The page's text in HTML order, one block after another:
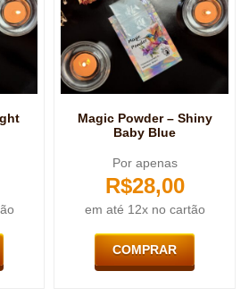
Magic Powder – Shiny
Baby Blue
Por apenas
R$28,00
em até 12x no cartão
COMPRAR